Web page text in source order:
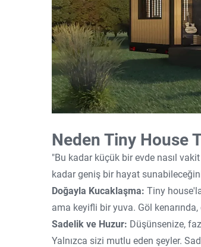
Neden Tiny House
"Bu kadar küçük bir evde nasıl
kadar geniş bir hayat
Doğayla Kucaklaşma: Tiny
ama keyifli bir yuva. Göl
Sadelik ve Huzur: Düşünsenize,
Yalnızca sizi mutlu eden şeyler.